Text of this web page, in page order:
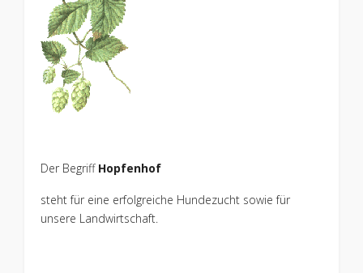
Der Begriff Hopfenhof
steht für eine erfolgreiche Hundezucht sowie für
unsere Landwirtschaft.